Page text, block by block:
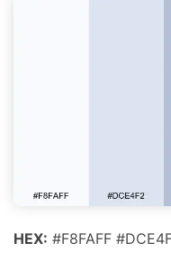
HEX: #F8FAFF